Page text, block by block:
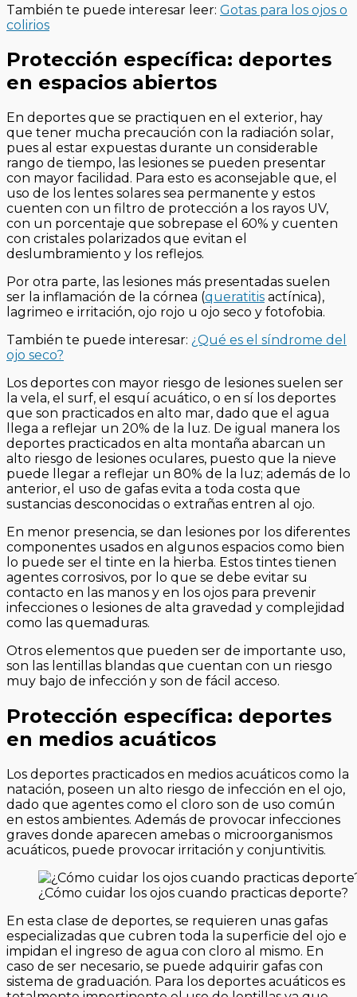
También te puede interesar leer: Gotas para los ojos o
colirios
Protección específica: deportes
en espacios abiertos
En deportes que se practiquen en el exterior, hay
que tener mucha precaución con la radiación solar,
pues al estar expuestas durante un considerable
rango de tiempo, las lesiones se pueden presentar
con mayor facilidad. Para esto es aconsejable que, el
uso de los lentes solares sea permanente y estos
cuenten con un filtro de protección a los rayos UV,
con un porcentaje que sobrepase el 60% y cuenten
con cristales polarizados que evitan el
deslumbramiento y los reflejos.
Por otra parte, las lesiones más presentadas suelen
ser la inflamación de la córnea (queratitis actínica),
lagrimeo e irritación, ojo rojo u ojo seco y fotofobia.
También te puede interesar: ¿Qué es el síndrome del
ojo seco?
Los deportes con mayor riesgo de lesiones suelen ser
la vela, el surf, el esquí acuático, o en sí los deportes
que son practicados en alto mar, dado que el agua
llega a reflejar un 20% de la luz. De igual manera los
deportes practicados en alta montaña abarcan un
alto riesgo de lesiones oculares, puesto que la nieve
puede llegar a reflejar un 80% de la luz; además de lo
anterior, el uso de gafas evita a toda costa que
sustancias desconocidas o extrañas entren al ojo.
En menor presencia, se dan lesiones por los diferentes
componentes usados en algunos espacios como bien
lo puede ser el tinte en la hierba. Estos tintes tienen
agentes corrosivos, por lo que se debe evitar su
contacto en las manos y en los ojos para prevenir
infecciones o lesiones de alta gravedad y complejidad
como las quemaduras.
Otros elementos que pueden ser de importante uso,
son las lentillas blandas que cuentan con un riesgo
muy bajo de infección y son de fácil acceso.
Protección específica: deportes
en medios acuáticos
Los deportes practicados en medios acuáticos como la
natación, poseen un alto riesgo de infección en el ojo,
dado que agentes como el cloro son de uso común
en estos ambientes. Además de provocar infecciones
graves donde aparecen amebas o microorganismos
acuáticos, puede provocar irritación y conjuntivitis.
¿Cómo cuidar los ojos cuando practicas deporte?
En esta clase de deportes, se requieren unas gafas
especializadas que cubren toda la superficie del ojo e
impidan el ingreso de agua con cloro al mismo. En
caso de ser necesario, se puede adquirir gafas con
sistema de graduación. Para los deportes acuáticos es